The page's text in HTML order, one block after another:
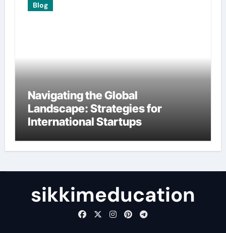
Blog
Navigating the Global
Landscape: Strategies for
International Startups
sikkimeducation